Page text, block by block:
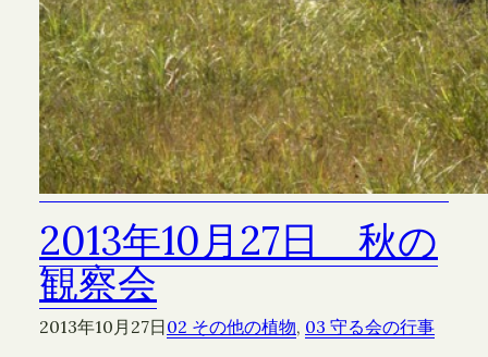
2013年10月27日 秋の
観察会
2013年10月27日02 その他の植物, 03 守る会の行事